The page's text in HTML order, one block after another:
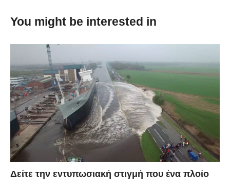
παραμείνεις ανέκφραστος. «Κόψε ταχύτητα Δεν θα
να περάσεις την πόρτα αλλά όλα είναι τόσο γρήγορα
ας το κάνουμε να κρατήσει λίγο ακόμα Σου έδειχνα
τον ουρανό και τώρα θέλεις να πετάξεις Είμαι η
μεγαλύτερη σου θαυμάστρια Ελπίζω να το ξέρεις
πως είμαι Αλλά πιστεύεις ότι ίσως θα μπορούσες με
κάποιον τρόπο να κόψεις ταχύτητα;» …. είναι μόνο
μερικοί από τους στίχους του τραγουδιού.
You might be interested in
Δείτε την εντυπωσιακή στιγμή που ένα πλοίο